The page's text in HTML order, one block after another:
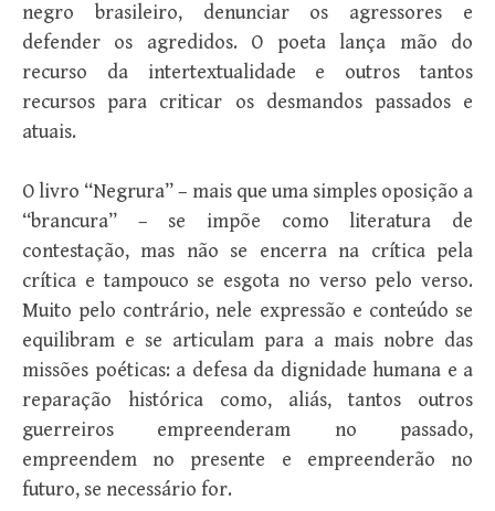
negro brasileiro, denunciar os agressores e
defender os agredidos. O poeta lança mão do
recurso da intertextualidade e outros tantos
recursos para criticar os desmandos passados e
atuais.
O livro “Negrura” – mais que uma simples oposição a
“brancura” – se impõe como literatura de
contestação, mas não se encerra na crítica pela
crítica e tampouco se esgota no verso pelo verso.
Muito pelo contrário, nele expressão e conteúdo se
equilibram e se articulam para a mais nobre das
missões poéticas: a defesa da dignidade humana e a
reparação histórica como, aliás, tantos outros
guerreiros empreenderam no passado,
empreendem no presente e empreenderão no
futuro, se necessário for.